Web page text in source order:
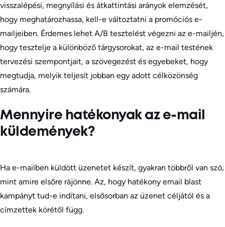
visszalépési, megnyílási és átkattintási arányok elemzését,
hogy meghatározhassa, kell-e változtatni a promóciós e-
mailjeiben. Érdemes lehet A/B tesztelést végezni az e-mailjén,
hogy tesztelje a különböző tárgysorokat, az e-mail testének
tervezési szempontjait, a szövegezést és egyebeket, hogy
megtudja, melyik teljesít jobban egy adott célközönség
számára.
Mennyire hatékonyak az e-mail
küldemények?
Ha e-mailben küldött üzenetet készít, gyakran többről van szó,
mint amire elsőre rájönne. Az, hogy hatékony email blast
kampányt tud-e indítani, elsősorban az üzenet céljától és a
címzettek körétől függ.